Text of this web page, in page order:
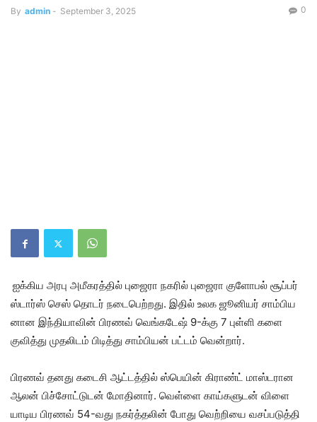
By admin - September 3, 2025 0
ஐக்​கிய அரபு அமீகரத்​தில் புஜைரா நகரில் புஜைரா குளோபல் சூப்​பர்
ஸ்டார்ஸ் செஸ் தொடர் நடை​பெற்​றது. இதில் உலக ஜூனியர் சாம்​பிய​
னான இந்​தி​யா​வின் பிரணவ் வெங்​கடேஷ் 9-க்கு 7 புள்​ளி ​களை
குவித்து முதலிடம் பிடித்து சாம்​பியன் பட்​டம் வென்​றார்.
பிரணவ் தனது கடைசி ஆட்​டத்​தில் ஸ்பெ​யின் கிராண்ட் மாஸ்​ட​ரான
ஆலன் பிச்​சோட்​டுடன் மோதி​னார். வெள்ளை காய்​களு​டன் விளை​
யாடிய பிரணவ் 54-வது நகர்த்​தலின் போது வெற்​றியை வசப்​படுத்​தி​